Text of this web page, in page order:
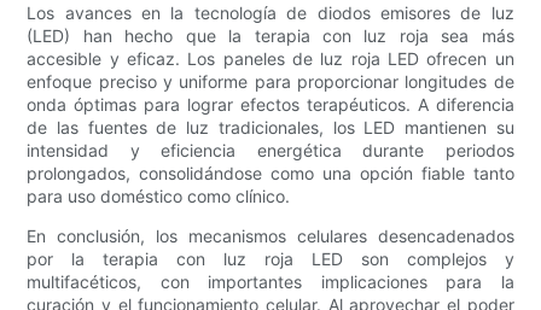
Los avances en la tecnología de diodos emisores de luz
(LED) han hecho que la terapia con luz roja sea más
accesible y eficaz. Los paneles de luz roja LED ofrecen un
enfoque preciso y uniforme para proporcionar longitudes de
onda óptimas para lograr efectos terapéuticos. A diferencia
de las fuentes de luz tradicionales, los LED mantienen su
intensidad y eficiencia energética durante periodos
prolongados, consolidándose como una opción fiable tanto
para uso doméstico como clínico.
En conclusión, los mecanismos celulares desencadenados
por la terapia con luz roja LED son complejos y
multifacéticos, con importantes implicaciones para la
curación y el funcionamiento celular. Al aprovechar el poder